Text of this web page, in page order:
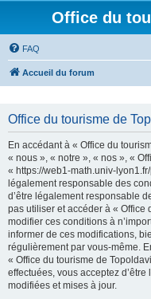
Office du
FAQ
Accueil du forum
Office du tourisme de
En accédant à « Office du
« nous », « notre », « nos », «
« https://web1-math.univ-
légalement responsable des
d’être légalement responsable
pas utiliser et accéder à « Office
modifier ces conditions à
informer de ces modifications,
régulièrement par vous-même.
« Office du tourisme de
effectuées, vous acceptez
modifiées et mises à jour.